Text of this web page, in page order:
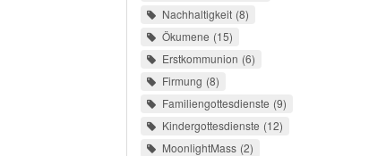
Nachhaltigkeit 8
Ökumene 15
Erstkommunion 6
Firmung 8
Familiengottesdienste 9
Kindergottesdienste 12
MoonlightMass 2